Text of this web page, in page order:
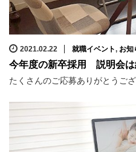
2021.02.22 就職イベント, お知
今年度の新卒採用 説明会は
たくさんのご応募ありがとうご